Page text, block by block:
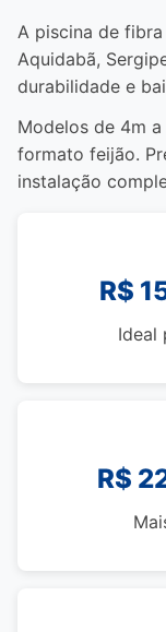
A piscina de
Aquidabã,
durabilidade e
Modelos de 4m
formato feijão.
instalação
R$
Ideal
R$